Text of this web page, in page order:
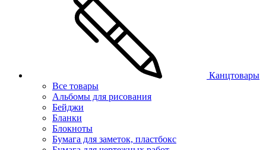
Канцтовары
Все товары
Альбомы для рисования
Бейджи
Бланки
Блокноты
Бумага для заметок, пластбокс